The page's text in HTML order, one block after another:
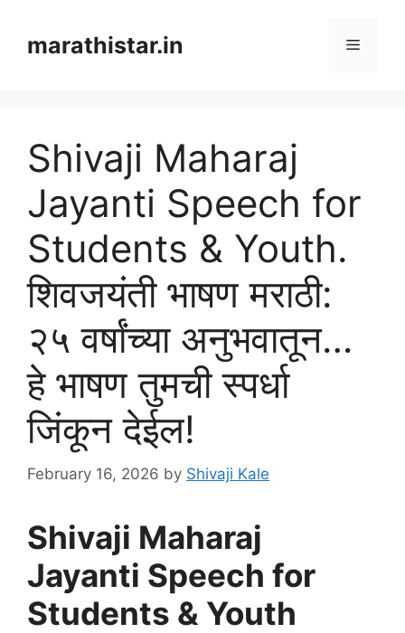
contentmarathistar.in Menu
Shivaji Maharaj
Jayanti Speech for
Students & Youth.
शिवजयंती भाषण मराठी:
२५ वर्षांच्या अनुभवातून…
हे भाषण तुमची स्पर्धा
जिंकून देईल!
February 16, 2026 by Shivaji Kale
Shivaji Maharaj
Jayanti Speech for
Students & Youth